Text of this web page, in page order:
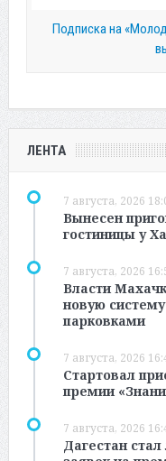
Подписка на
ЛЕНТА
7 августа, 2026
Вынесен
гостиницы у
7 августа, 2026
Власти
новую
парковками
7 августа, 2026
Стартовал
премии
7 августа, 2026
Дагестан